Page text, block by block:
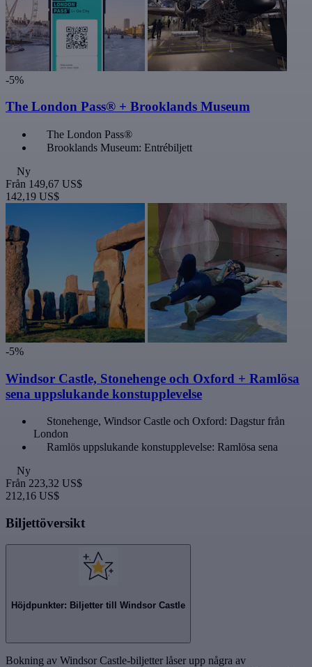
-5%
The London Pass® + Brooklands Museum
The London Pass®
Brooklands Museum: Entrébiljett
Ny
Från 149,67 US$
142,19 US$
-5%
Windsor Castle, Stonehenge och Oxford + Ramlösa
sena uppslukande konstupplevelse
Stonehenge, Windsor Castle och Oxford: Dagstur från
London
Ramlös uppslukande konstupplevelse: Ramlösa sena
Ny
Från 223,32 US$
212,16 US$
Biljettöversikt
Höjdpunkter: Biljetter till Windsor Castle
Bokning av Windsor Castle-biljetter låser upp några av